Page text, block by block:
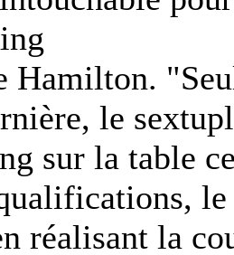
Hamilton.
le
sur la table
réalisant la